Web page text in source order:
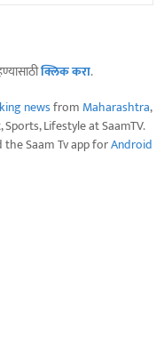
क्लिक करा.
newsfrom Maharashtra,
Lifestyle at SaamTV.
Saam Tv app forAndroid